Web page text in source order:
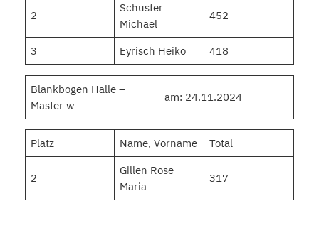
2
Schuster
Michael
452
3 Eyrisch Heiko 418
Blankbogen Halle –
Master w
am: 24.11.2024
Platz Name, Vorname Total
2
Gillen Rose
Maria
317